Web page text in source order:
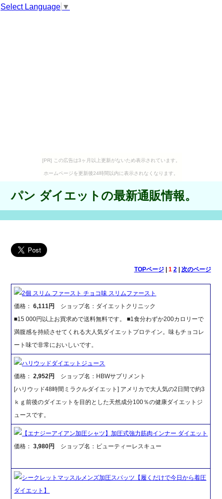
Select Language ▼
[PR] この広告は3ヶ月以上更新がないため表示されています。
ホームページを更新後24時間以内に表示されなくなります。
パン ダイエットの最新通販情報。
TOPページ| 1 2| 次のページ
2個 スリム ファースト チョコ味 スリムファースト
価格：6,111円
ショップ名：ダイエットクリニック
■15 000円以上お買求めで送料無料です。 ■1食分わずか200カロリーで
満腹感を持続させてくれる大人気ダイエットプロテイン。味もチョコレ
ート味で非常においしいです。
ハリウッドダイエットジュース
価格：2,952円
ショップ名：HBWサプリメント
[ハリウッド48時間ミラクルダイエット] アメリカで大人気の2日間で約3
ｋｇ前後のダイエットを目的とした天然成分100％の健康ダイエットジ
ュースです。
【エナジーアイアン加圧シャツ】加圧式強力筋肉インナー ダイエット
価格：3,980円 ショップ名：ビューティーレスキュー
シークレットマッスルメンズ加圧スパッツ【履くだけで今日から着圧
ダイエット】